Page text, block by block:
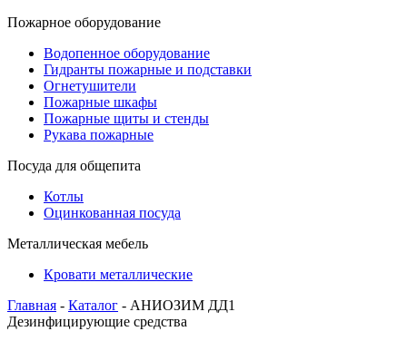
Пожарное оборудование
Водопенное оборудование
Гидранты пожарные и подставки
Огнетушители
Пожарные шкафы
Пожарные щиты и стенды
Рукава пожарные
Посуда для общепита
Котлы
Оцинкованная посуда
Металлическая мебель
Кровати металлические
Главная - Каталог - АНИОЗИМ ДД1
Дезинфицирующие средства